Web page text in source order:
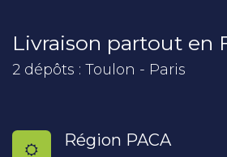
Livraison partout en
2 dépôts : Toulon - Paris
Région PACA